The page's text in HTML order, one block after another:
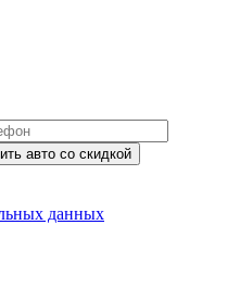
Купить авто со скидкой
данных